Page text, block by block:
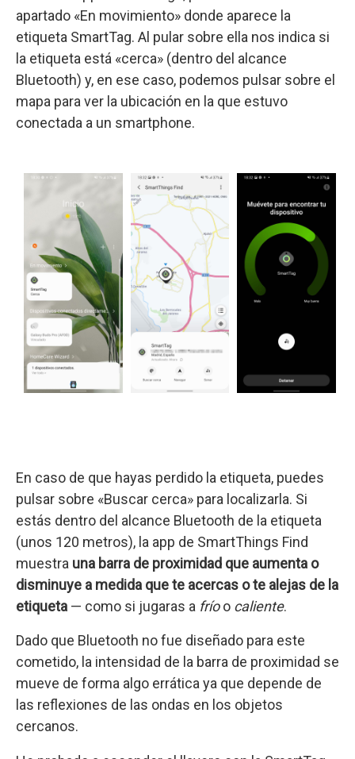
apartado «En movimiento» donde aparece la
etiqueta SmartTag. Al pular sobre ella nos indica si
la etiqueta está «cerca» (dentro del alcance
Bluetooth) y, en ese caso, podemos pulsar sobre el
mapa para ver la ubicación en la que estuvo
conectada a un smartphone.
En caso de que hayas perdido la etiqueta, puedes
pulsar sobre «Buscar cerca» para localizarla. Si
estás dentro del alcance Bluetooth de la etiqueta
(unos 120 metros), la app de SmartThings Find
muestra una barra de proximidad que aumenta o
disminuye a medida que te acercas o te alejas de la
etiqueta — como si jugaras a fríoo caliente.
Dado que Bluetooth no fue diseñado para este
cometido, la intensidad de la barra de proximidad se
mueve de forma algo errática ya que depende de
las reflexiones de las ondas en los objetos
cercanos.